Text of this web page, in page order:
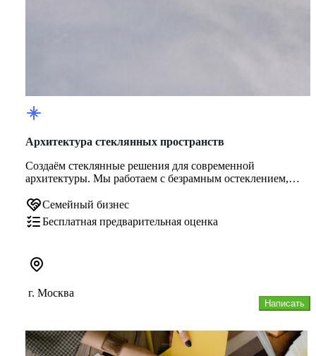
Архитектура стеклянных пространств
Создаём стеклянные решения для современной
архитектуры. Мы работаем c безрамным остеклением,
Семейный бизнес
Бесплатная предварительная оценка
Написать
г. Москва